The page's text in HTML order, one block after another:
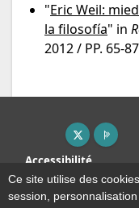
"Eric Weil:
la filosofía" in
2012 / PP. 65-87
X (
Page
Accessibilité
Plan du site
Mentions légales
Ce site utilise des
session,